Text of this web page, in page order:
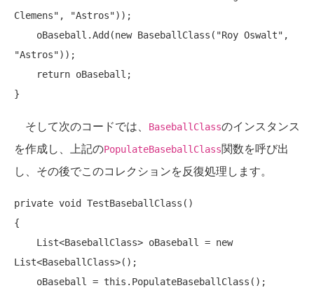
Clemens" , "Astros"));
    oBaseball.Add(
new BaseballClass( "Roy Oswalt"
"Astros"));
return oBaseball;
そして次のコードでは、 BaseballClassのインスタンス
を作成し、上記のPopulateBaseballClass関数を呼び出
し、その後でこのコレクションを反復処理します。
private void
TestBaseballClass()
{
    List<BaseballClass> oBaseball =
new
List<BaseballClass>();
    oBaseball =
this .PopulateBaseballClass();